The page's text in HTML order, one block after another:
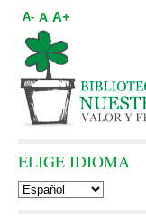
A- A A+
ELIGE IDIOMA